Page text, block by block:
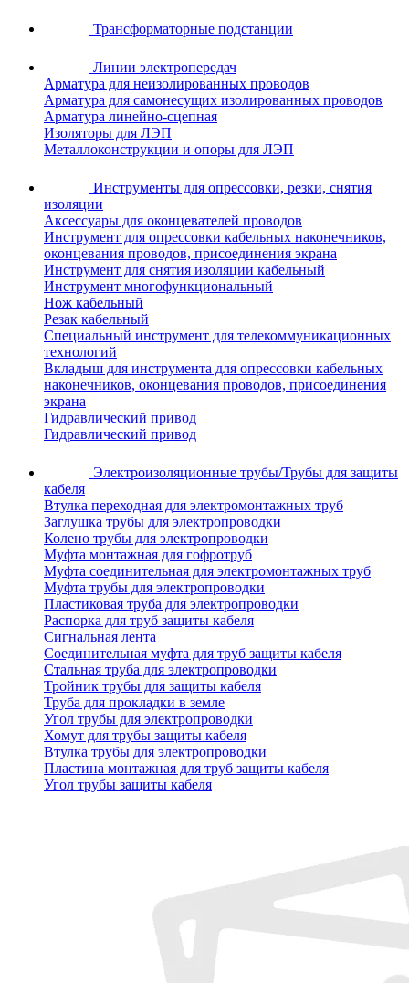
Трансформаторные подстанции
Линии электропередач
Арматура для неизолированных проводов
Арматура для самонесущих изолированных проводов
Арматура линейно-сцепная
Изоляторы для ЛЭП
Металлоконструкции и опоры для ЛЭП
Инструменты для опрессовки, резки, снятия
изоляции
Аксессуары для оконцевателей проводов
Инструмент для опрессовки кабельных наконечников,
оконцевания проводов, присоединения экрана
Инструмент для снятия изоляции кабельный
Инструмент многофункциональный
Нож кабельный
Резак кабельный
Специальный инструмент для телекоммуникационных
технологий
Вкладыш для инструмента для опрессовки кабельных
наконечников, оконцевания проводов, присоединения
экрана
Гидравлический привод
Гидравлический привод
Электроизоляционные трубы/Трубы для защиты
кабеля
Втулка переходная для электромонтажных труб
Заглушка трубы для электропроводки
Колено трубы для электропроводки
Муфта монтажная для гофротруб
Муфта соединительная для электромонтажных труб
Муфта трубы для электропроводки
Пластиковая труба для электропроводки
Распорка для труб защиты кабеля
Сигнальная лента
Соединительная муфта для труб защиты кабеля
Стальная труба для электропроводки
Тройник трубы для защиты кабеля
Труба для прокладки в земле
Угол трубы для электропроводки
Хомут для трубы защиты кабеля
Втулка трубы для электропроводки
Пластина монтажная для труб защиты кабеля
Угол трубы защиты кабеля